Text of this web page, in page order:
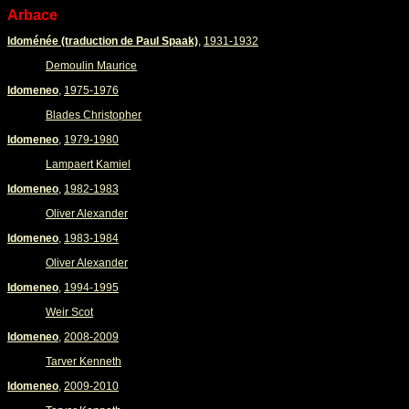
Arbace
Idoménée (traduction de Paul Spaak), 1931-1932
Demoulin Maurice
Idomeneo, 1975-1976
Blades Christopher
Idomeneo, 1979-1980
Lampaert Kamiel
Idomeneo, 1982-1983
Oliver Alexander
Idomeneo, 1983-1984
Oliver Alexander
Idomeneo, 1994-1995
Weir Scot
Idomeneo, 2008-2009
Tarver Kenneth
Idomeneo, 2009-2010